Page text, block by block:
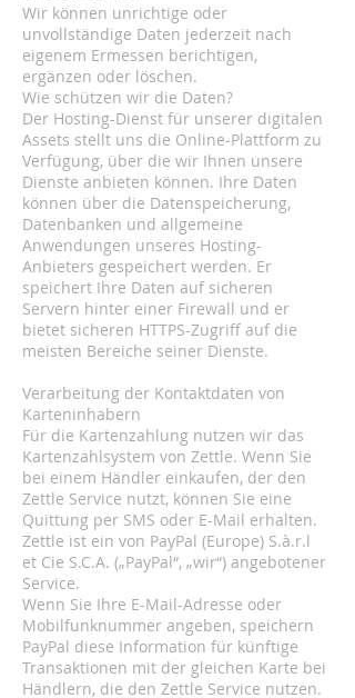
Wir können unrichtige oder
unvollständige Daten jederzeit nach
eigenem Ermessen berichtigen,
ergänzen oder löschen.
Wie schützen wir die Daten?
Der Hosting-Dienst für unserer digitalen
Assets stellt uns die Online-Plattform zu
Verfügung, über die wir Ihnen unsere
Dienste anbieten können. Ihre Daten
können über die Datenspeicherung,
Datenbanken und allgemeine
Anwendungen unseres Hosting-
Anbieters gespeichert werden. Er
speichert Ihre Daten auf sicheren
Servern hinter einer Firewall und er
bietet sicheren HTTPS-Zugriff auf die
meisten Bereiche seiner Dienste.
Verarbeitung der Kontaktdaten von
Karteninhabern
Für die Kartenzahlung nutzen wir das
Kartenzahlsystem von Zettle. Wenn Sie
bei einem Händler einkaufen, der den
Zettle Service nutzt, können Sie eine
Quittung per SMS oder E-Mail erhalten.
Zettle ist ein von PayPal (Europe) S.à.r.l
et Cie S.C.A. („PayPal“, „wir“) angebotener
Service.
Wenn Sie Ihre E-Mail-Adresse oder
Mobilfunknummer angeben, speichern
PayPal diese Information für künftige
Transaktionen mit der gleichen Karte bei
Händlern, die den Zettle Service nutzen.